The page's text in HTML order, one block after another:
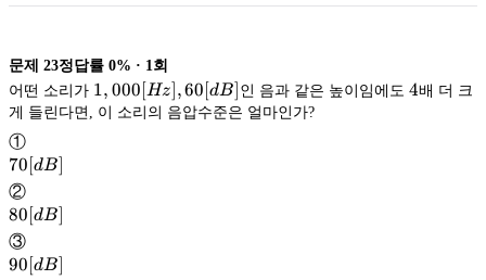
문제 23정답률 0% · 1 회
어떤 소리가 1,000[Hz],
60[dB]
1, 000 [Hz],60 [dB] 인 음과 같은 높이임에도4
4배 더 크
게 들린다면, 이 소리의 음압수준은 얼마인가?
①
70[dB]
70 [dB]
②
80[dB]
80 [dB]
③
90[dB]
90 [dB]